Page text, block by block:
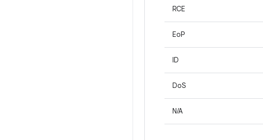
RCE
EoP
ID
DoS
N/A